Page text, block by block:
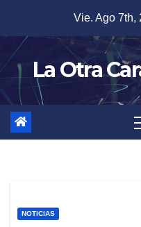
content
Vie. Ago 7th,
La Otra
NOTICIAS